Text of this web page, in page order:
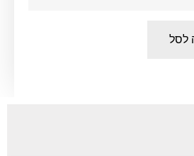
לסל